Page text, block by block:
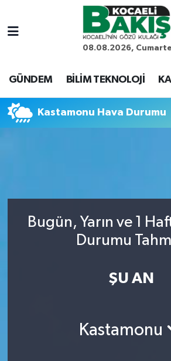
08.08.2026,
GÜNDEM BİLİM TEKNOLOJİ
Kastamonu Hava Durumu
Bugün, Yarın ve 1
Durumu
ŞU AN
Kastamonu
Kocaeli Nöbetçi Eczaneler
Kocaeli Hava Durumu
Haber Arşivi